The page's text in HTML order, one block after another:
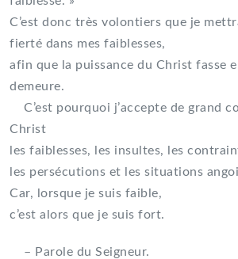
C’est donc très volontiers que je
fierté dans mes faiblesses,
afin que la puissance du Christ fasse
demeure.
C’est pourquoi j’accepte de grand
Christ
les faiblesses, les insultes, les
les persécutions et les situations
Car, lorsque je suis faible,
c’est alors que je suis fort.
– Parole du Seigneur.